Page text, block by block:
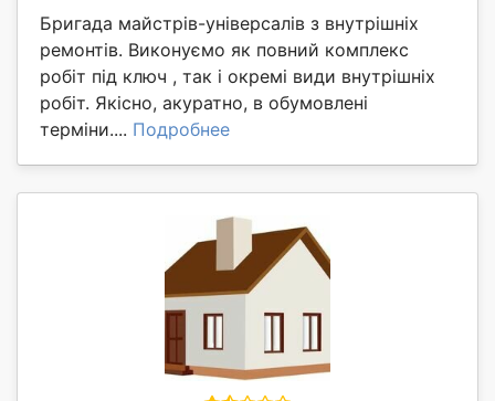
Бригада майстрів-універсалів з внутрішніх
ремонтів. Виконуємо як повний комплекс
робіт під ключ , так і окремі види внутрішніх
робіт. Якісно, акуратно, в обумовлені
терміни.... Подробнее